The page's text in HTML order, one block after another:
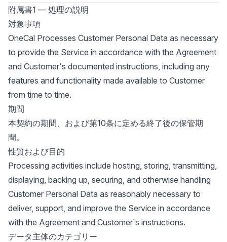
附属書1 — 処理の説明
対象事項
OneCal Processes Customer Personal Data as necessary
to provide the Service in accordance with the Agreement
and Customer's documented instructions, including any
features and functionality made available to Customer
from time to time.
期間
本契約の期間、および第10条に定める終了後の保管期
間。
性質および目的
Processing activities include hosting, storing, transmitting,
displaying, backing up, securing, and otherwise handling
Customer Personal Data as reasonably necessary to
deliver, support, and improve the Service in accordance
with the Agreement and Customer's instructions.
データ主体のカテゴリー